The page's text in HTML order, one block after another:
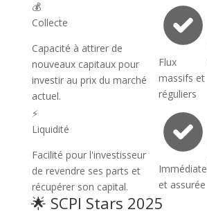
💰
Collecte
Capacité à attirer de
nouveaux capitaux pour
investir au prix du marché
actuel.
Flux
massifs et
réguliers
⚡
Liquidité
Facilité pour l'investisseur
de revendre ses parts et
récupérer son capital.
Immédiate
et assurée
🌟 SCPI Stars 2025